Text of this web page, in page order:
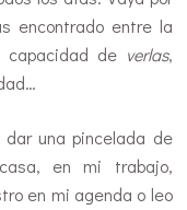
encontrado entre la
de verlas,
una pincelada de
en mi trabajo,
en mi agenda o leo